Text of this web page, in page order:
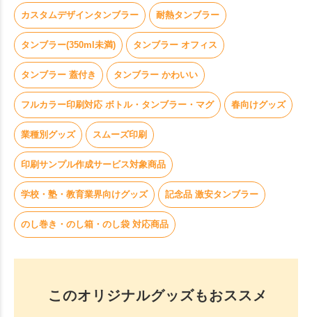
カスタムデザインタンブラー 耐熱タンブラー
タンブラー(350ml未満) タンブラー オフィス
タンブラー 蓋付き タンブラー かわいい
フルカラー印刷対応 ボトル・タンブラー・マグ 春向けグッズ
業種別グッズ スムーズ印刷
印刷サンプル作成サービス対象商品
学校・塾・教育業界向けグッズ 記念品 激安タンブラー
のし巻き・のし箱・のし袋 対応商品
このオリジナルグッズもおススメ